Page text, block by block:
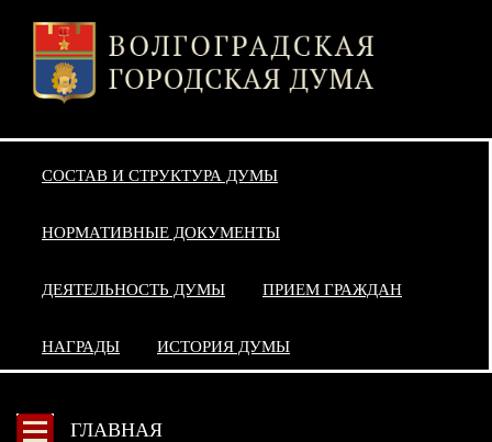
СОСТАВ И СТРУКТУРА ДУМЫ
НОРМАТИВНЫЕ ДОКУМЕНТЫ
ДЕЯТЕЛЬНОСТЬ ДУМЫ ПРИЕМ ГРАЖДАН
НАГРАДЫ ИСТОРИЯ ДУМЫ
ГЛАВНАЯ